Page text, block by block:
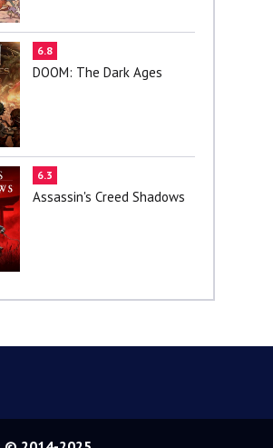
6.8
DOOM: The Dark Ages
6.3
Assassin's Creed Shadows